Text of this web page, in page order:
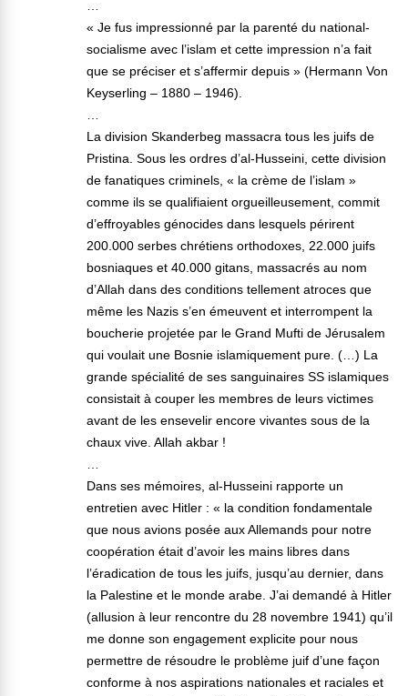
« Je fus impressionné par la parenté du national-
socialisme avec l’islam et cette impression n’a fait
que se préciser et s’affermir depuis » (Hermann Von
Keyserling – 1880 – 1946).
La division Skanderbeg massacra tous les juifs de
Pristina. Sous les ordres d’al-Husseini, cette division
de fanatiques criminels, « la crème de l’islam »
comme ils se qualifiaient orgueilleusement, commit
d’effroyables génocides dans lesquels périrent
200.000 serbes chrétiens orthodoxes, 22.000 juifs
bosniaques et 40.000 gitans, massacrés au nom
d’Allah dans des conditions tellement atroces que
même les Nazis s’en émeuvent et interrompent la
boucherie projetée par le Grand Mufti de Jérusalem
qui voulait une Bosnie islamiquement pure. (…) La
grande spécialité de ses sanguinaires SS islamiques
consistait à couper les membres de leurs victimes
avant de les ensevelir encore vivantes sous de la
chaux vive. Allah akbar !
Dans ses mémoires, al-Husseini rapporte un
entretien avec Hitler : « la condition fondamentale
que nous avions posée aux Allemands pour notre
coopération était d’avoir les mains libres dans
l’éradication de tous les juifs, jusqu’au dernier, dans
la Palestine et le monde arabe. J’ai demandé à Hitler
(allusion à leur rencontre du 28 novembre 1941) qu’il
me donne son engagement explicite pour nous
permettre de résoudre le problème juif d’une façon
conforme à nos aspirations nationales et raciales et